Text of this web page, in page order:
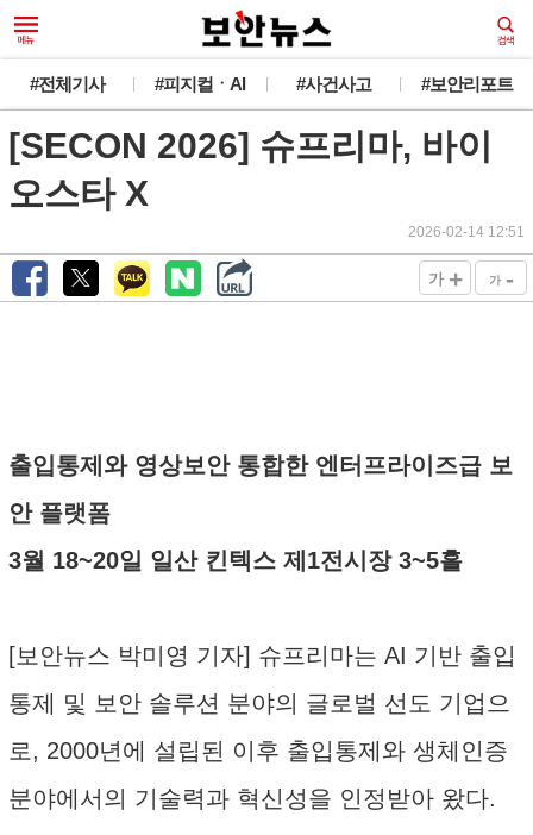
#전체기사 #피지컬ㆍAI #사건사고 #보안리포트
[SECON 2026] 슈프리마, 바이
오스타 X
2026-02-14 12:51
가 + 가 -
출입통제와 영상보안 통합한 엔터프라이즈급 보
안 플랫폼
3월 18~20일 일산 킨텍스 제1전시장 3~5홀
[보안뉴스 박미영 기자] 슈프리마는 AI 기반 출입
통제 및 보안 솔루션 분야의 글로벌 선도 기업으
로, 2000년에 설립된 이후 출입통제와 생체인증
분야에서의 기술력과 혁신성을 인정받아 왔다.